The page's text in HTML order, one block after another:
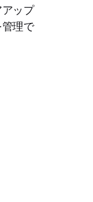
ップ
理で